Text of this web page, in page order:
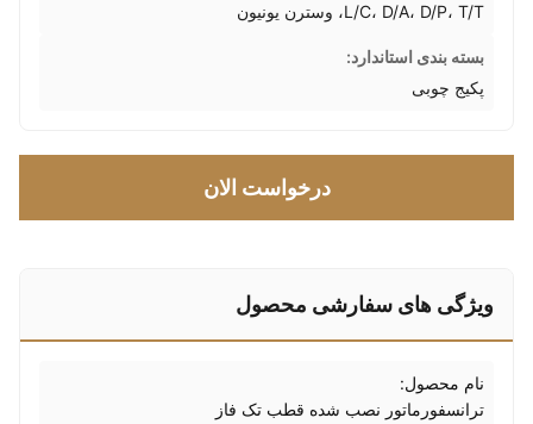
L/C، D/A، D/P، T/T، وسترن یونیون
بسته بندی استاندارد:
پکیج چوبی
درخواست الان
ویژگی های سفارشی محصول
نام محصول:
ترانسفورماتور نصب شده قطب تک فاز